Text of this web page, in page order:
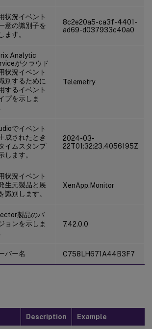
状況イベント
意の識別子を
ます。
8c2e20a5-ca3f-4401-
ad69-d037933c40a0
Analytic
がクラウド
状況イベント
別するために
するイベント
プを示しま
Telemetry
でイベント
成されたとき
イムスタンプ
します。
2024-03-
22T01:32:23.4056195Z
状況イベント
生元製品と展
識別します。
XenApp.Monitor
製品のバ
ョンを示しま
7.42.0.0
バー名 C758LH671A44B3F7
Description Example